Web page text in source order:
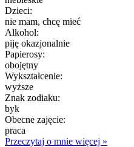
Dzieci:
nie mam, chcę mieć
Alkohol:
piję okazjonalnie
Papierosy:
obojętny
Wykształcenie:
wyższe
Znak zodiaku:
byk
Obecne zajęcie:
praca
Przeczytaj o mnie więcej »